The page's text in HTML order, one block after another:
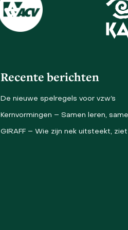
Recente berichten
De nieuwe spelregels voor vzw’s
Kernvormingen – Samen leren,
GIRAFF – Wie zijn nek uitsteekt,